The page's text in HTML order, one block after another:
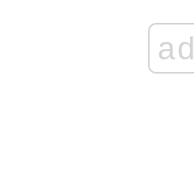
ad